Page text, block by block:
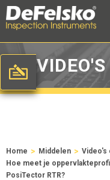
Home > Middelen > Video's
Hoe meet je
PosiTector RTR?